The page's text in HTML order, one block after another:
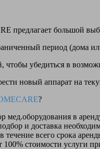
большой
период (дома
чтобы убедиться в
новый аппарат на
?
мед.оборудования в
и доставка
течение всего срока
стоимости услуги